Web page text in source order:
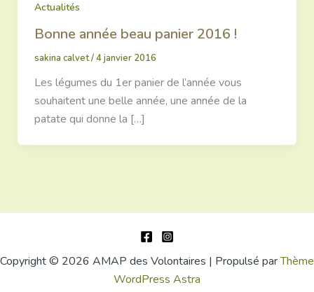
Actualités
Bonne année beau panier 2016 !
sakina calvet/4 janvier 2016
Les légumes du 1er panier de l’année vous
souhaitent une belle année, une année de la
patate qui donne la […]
Copyright © 2026 AMAP des Volontaires | Propulsé parThème
WordPress Astra